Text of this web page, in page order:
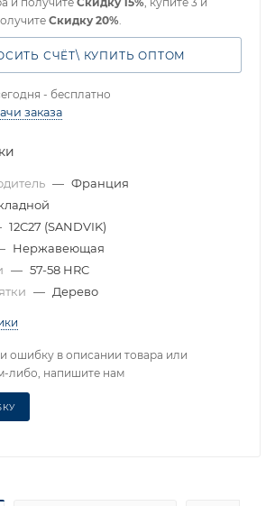
Скидку 20%.
СЧЁТ\ КУПИТЬ ОПТОМ
- бесплатно
заказа
— Франция
12C27 (SANDVIK)
Нержавеющая
— 57-58 HRC
— Дерево
ошибку в описании товара или
либо, напишите нам